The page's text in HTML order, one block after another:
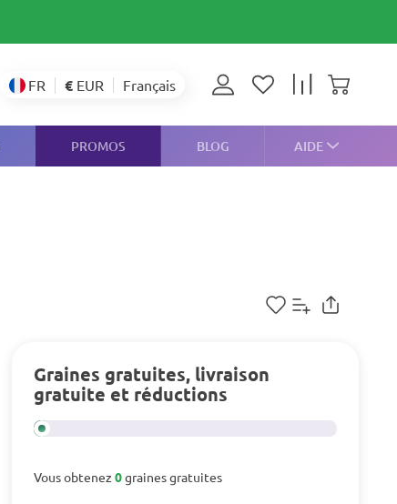
FR € EUR Français
PROMOS BLOG AIDE
Graines gratuites, livraison
gratuite et réductions
Vous obtenez 0graines gratuites